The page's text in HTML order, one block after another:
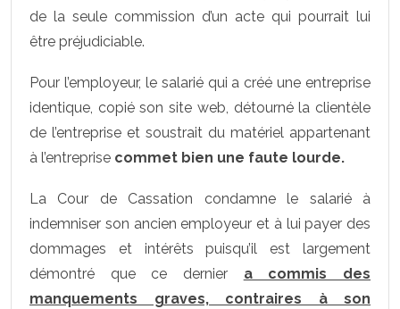
de la seule commission d’un acte qui pourrait lui
être préjudiciable.
Pour l’employeur, le salarié qui a créé une entreprise
identique, copié son site web, détourné la clientèle
de l’entreprise et soustrait du matériel appartenant
à l’entreprise commet bien une faute lourde.
La Cour de Cassation condamne le salarié à
indemniser son ancien employeur et à lui payer des
dommages et intérêts puisqu’il est largement
démontré que ce dernier a commis des
manquements graves, contraires à son